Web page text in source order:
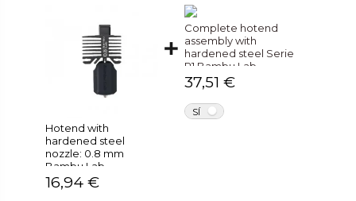
Hotend with
hardened steel
nozzle: 0.8 mm
Bambu Lab
16,94 €
Complete hotend
assembly with
hardened steel Serie
P1 Bambu Lab
37,51 €
SÍ